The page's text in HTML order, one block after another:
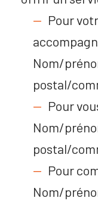
Pour
Nom/
postal/
Pour
Nom/
postal/
Pour
Nom/